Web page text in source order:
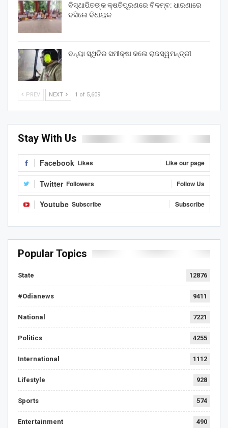
ବିସ୍ଥାପିତଙ୍କ କ୍ଷତିପୂରଣରେ ବିଳମ୍ବ: ଧାରଣାରେ
ବସିଲେ ବିଧାୟକ
ବନ୍ୟା ସ୍ଥିତିର ସମୀକ୍ଷା କଲେ ରାଜସ୍ୱମନ୍ତ୍ରୀ
PREV NEXT 1 of 5,609
Stay With Us
Facebook Likes Like our page
Twitter Followers Follow Us
Youtube Subscribe Subscribe
Popular Topics
State 12876
#Odianews 9411
National 7221
Politics 4255
International 1112
Lifestyle 928
Sports 574
Entertainment 490